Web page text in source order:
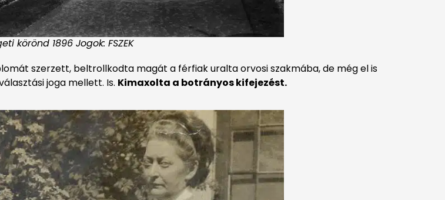
körönd 1896 Jogok: FSZEK
szerzett, beltrollkodta magát a férfiak uralta orvosi szakmába, de még el is
joga mellett. Is. Kimaxolta a botrányos kifejezést.